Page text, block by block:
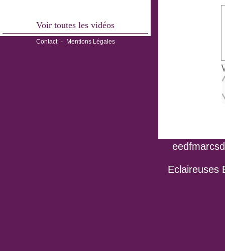
Voir toutes les vidéos
Contact - Mentions Légales
Eclaireuses